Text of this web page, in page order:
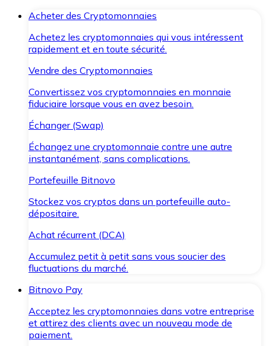
Acheter des Cryptomonnaies
Achetez les cryptomonnaies qui vous intéressent
rapidement et en toute sécurité.
Vendre des Cryptomonnaies
Convertissez vos cryptomonnaies en monnaie
fiduciaire lorsque vous en avez besoin.
Échanger (Swap)
Échangez une cryptomonnaie contre une autre
instantanément, sans complications.
Portefeuille Bitnovo
Stockez vos cryptos dans un portefeuille auto-
dépositaire.
Achat récurrent (DCA)
Accumulez petit à petit sans vous soucier des
fluctuations du marché.
Bitnovo Pay
Acceptez les cryptomonnaies dans votre entreprise
et attirez des clients avec un nouveau mode de
paiement.